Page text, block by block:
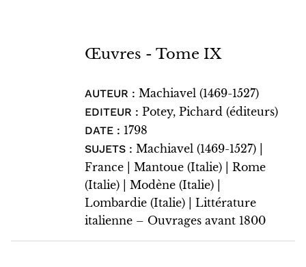
Œuvres - Tome IX
AUTEUR : Machiavel (1469-1527)
EDITEUR : Potey, Pichard (éditeurs)
DATE : 1798
SUJETS : Machiavel (1469-1527) |
France | Mantoue (Italie) | Rome
(Italie) | Modène (Italie) |
Lombardie (Italie) | Littérature
italienne – Ouvrages avant 1800